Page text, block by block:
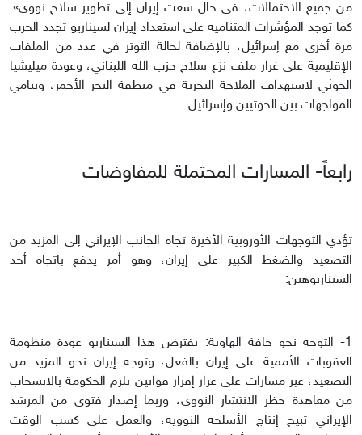
من جميع الاحتمالات، في حال سعت إيران إلى تطوير سلاح نووي».
كما توجد المؤشرات المتنامية على استعداد إيران لسيناريو تجدد الحرب
مرة أخرى مع إسرائيل، بالإضافة لحالة التوتر في عدد من الملفات
الإقليمية على غرار ملف نزع سلاح حزب الله اللبناني، وعودة ميليشيا
الحوثي لاستهداف الملاحة البحرية في منطقة البحر الأحمر، وتنامي
المواجهات بين الحوثيين وإسرائيل.
رابعاً- المسارات المحتملة للمفاوضات
تؤدي التوجهات الأوروبية الأخيرة تجاه الجانب الإيراني إلى المزيد من
التصعيد والضغط الكبير على إيران، وهو أمر يدفع باتجاه أحد
السيناريوهين:
1- التوجه نحو حافة الهاوية: يفترض هذا السيناريو عودة منظومة
العقوبات الأممية على إيران بالفعل، وتوجه إيران نحو المزيد من
التصعيد، عبر مسارات على غرار إقرار قوانين تلزم الحكومة بالانسحاب
من معاهدة حظر الانتشار النووي، وربما إصدار فتوى من المرشد
الإيراني تبيح إنتاج الأسلحة النووية، والعمل على كسب الوقت